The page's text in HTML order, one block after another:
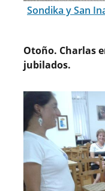
Sondika y San
Otoño. Charlas
jubilados.